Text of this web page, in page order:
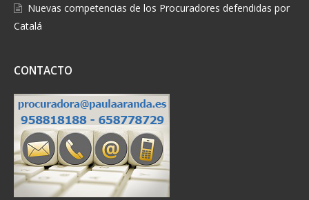
Nuevas competencias de los Procuradores defendidas por
Catalá
CONTACTO